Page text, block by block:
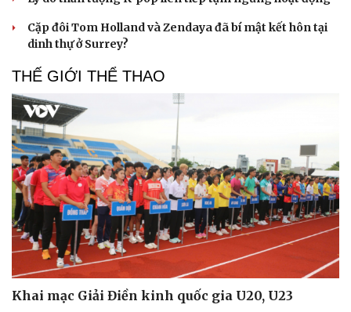
Văn hóa
Sân khấu - Điện ảnh
Văn học
Âm nhạc
Di sản
Cặp đôi Tom Holland và Zendaya đã bí mật kết hôn tại
dinh thự ở Surrey?
THẾ GIỚI THỂ THAO
Khai mạc Giải Điền kinh quốc gia U20, U23